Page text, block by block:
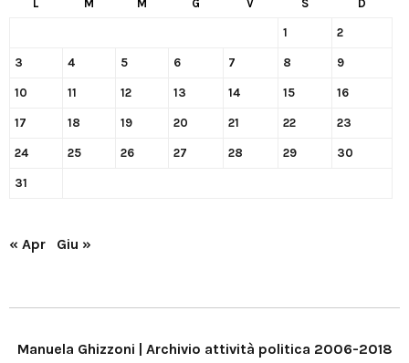
L M M G V S D
1 2
3 4 5 6 7 8 9
10 11 12 13 14 15 16
17 18 19 20 21 22 23
24 25 26 27 28 29 30
31
« Apr Giu »
Manuela Ghizzoni | Archivio attività politica 2006-2018